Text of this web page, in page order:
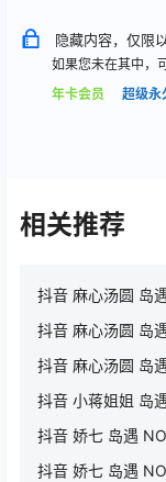
隐藏内容，仅限
如果您未在其中，
年卡会员
超级永
相关推荐
抖音 麻心汤圆 岛
抖音 麻心汤圆 岛
抖音 麻心汤圆 岛
抖音 小蒋姐姐 岛
抖音 娇七 岛遇
抖音 娇七 岛遇